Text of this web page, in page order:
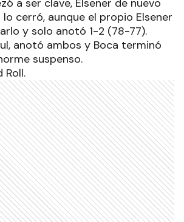
a ser clave, Elsener de nuevo
lo cerró, aunque el propio Elsener
y solo anotó 1-2 (78-77).
anotó ambos y Boca terminó
suspenso.
Roll.